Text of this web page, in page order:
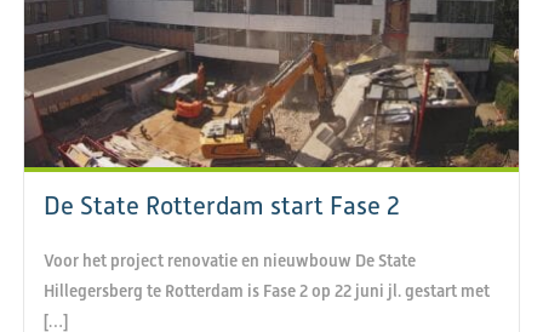
De State Rotterdam start Fase 2
Voor het project renovatie en nieuwbouw De State
Hillegersberg te Rotterdam is Fase 2 op 22 juni jl. gestart met
[…]